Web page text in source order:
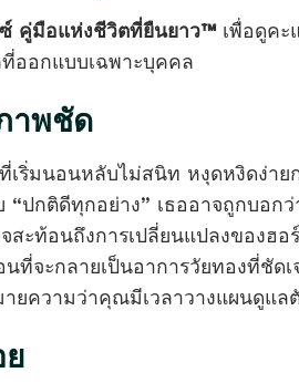
คู่มือแห่งชีวิตที่ยืนยาว™ เพื่อดูค
ออกแบบเฉพาะบุคคล
าพชัด
เริ่มนอนหลับไม่สนิท หงุดหงิดง่าย
ปกติดีทุกอย่าง” เธออาจถูกบอก
ะท้อนถึงการเปลี่ยนแปลงของฮอ
นที่จะกลายเป็นอาการวัยทองที่ชั
ยความว่าคุณมีเวลาวางแผนดูแล